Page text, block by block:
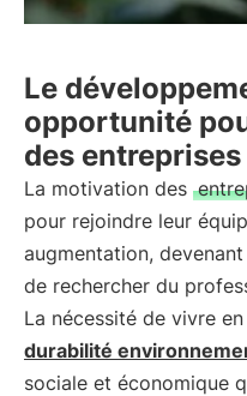
Le
opportunité
des entreprises
La motivation des
pour rejoindre leur
augmentation,
de rechercher du
La nécessité de vivre
durabilité
sociale et économique